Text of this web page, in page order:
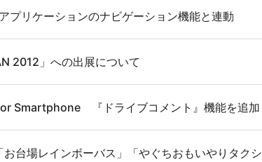
プリケーションのナビゲーション機能と連動
2012」への出展について
Smartphone 『ドライブコメント』機能を追加
お台場レインボーバス」「やぐちおもいやりタクシ